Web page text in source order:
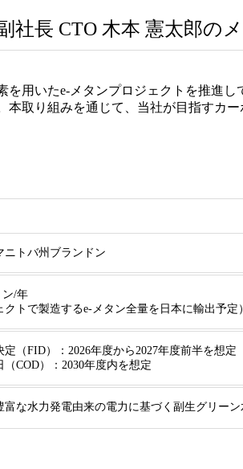
社長 CTO 木本 憲太郎の
用いたe-メタンプロジェクトを推進し
本取り組みを通じて、当社が目指すカ
ニトバ州ブランドン
ン/年
クトで製造するe-メタン全量を日本に輸出予定）
定（FID）：2026年度から2027年度前半を想定
（COD）：2030年度内を想定
富な水力発電由来の電力に基づく副生グリー